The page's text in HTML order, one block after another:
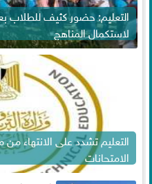
التعليم: حضور كثيف للطلاب
لاستكمال المناهج
الامتحانات